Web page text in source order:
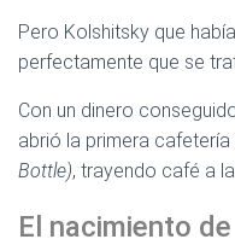
Pero Kolshitsky que
perfectamente que se
Con un dinero
abrió la primera cafetería
Bottle), trayendo café a
El nacimiento